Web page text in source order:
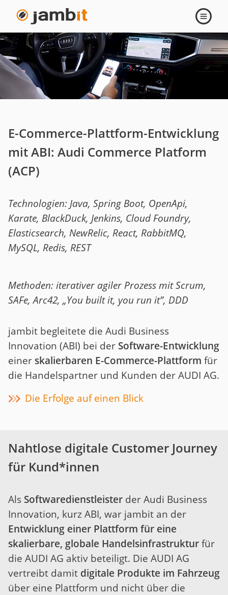
Commerce-
Plattform-
Entwicklung
ABI:
Audi
Platform
öffnen
E-Commerce-Plattform-Entwicklung
mit ABI: Audi Commerce Platform
(ACP)
Technologien: Java, Spring Boot, OpenApi,
Karate, BlackDuck, Jenkins, Cloud Foundry,
Elasticsearch, NewRelic, React, RabbitMQ,
MySQL, Redis, REST
Methoden: iterativer agiler Prozess mit Scrum,
SAFe, Arc42, „You built it, you run it”, DDD
jambit begleitete die Audi Business
Innovation (ABI) bei der Software-Entwicklung
einer skalierbaren E-Commerce-Plattform für
die Handelspartner und Kunden der AUDI AG.
Die Erfolge auf einen Blick
Nahtlose digitale Customer Journey
für Kund*innen
Als Softwaredienstleister der Audi Business
Innovation, kurz ABI, war jambit an der
Entwicklung einer Plattform für eine
skalierbare, globale Handelsinfrastrukturfür
die AUDI AG aktiv beteiligt. Die AUDI AG
vertreibt damit digitale Produkte im Fahrzeug
über eine Plattform und nicht über die